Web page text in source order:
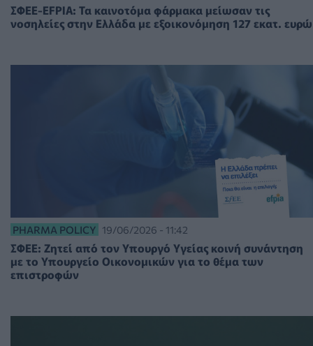
ΣΦΕΕ-EFPIA: Τα καινοτόμα φάρμακα μείωσαν τις
νοσηλείες στην Ελλάδα με εξοικονόμηση 127 εκατ. ευρώ
PHARMA POLICY 19/06/2026 - 11:42
ΣΦΕΕ: Ζητεί από τον Υπουργό Υγείας κοινή συνάντηση
με το Υπουργείο Οικονομικών για το θέμα των
επιστροφών